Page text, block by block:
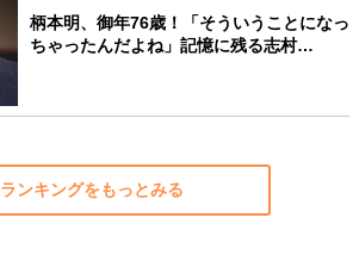
柄本明、御年76歳！「そういうことになっ
ちゃったんだよね」記憶に残る志村…
ランキングをもっとみる